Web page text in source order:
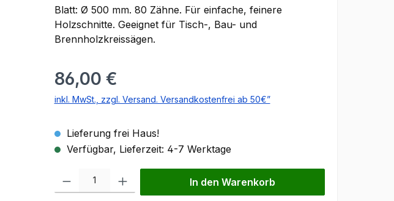
Blatt: Ø 500 mm. 80 Zähne. Für einfache, feinere
Holzschnitte. Geeignet für Tisch-, Bau- und
Brennholzkreissägen.
Regulärer Preis:
86,00 €
inkl. MwSt., zzgl. Versand. Versandkostenfrei ab 50€”
Lieferung frei Haus!
Verfügbar, Lieferzeit: 4-7 Werktage
Produkt Anzahl: Gib den gewünschten Wert ein oder benutze die Schaltflächen
In den Warenkorb